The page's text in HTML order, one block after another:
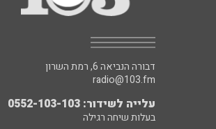
דבורה הנביאה 6, רמת השרון
radio@103.fm
עלייה לשידור: 0552-103-103
בעלות שיחה רגילה